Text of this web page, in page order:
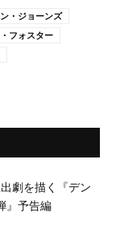
・ジョーンズ
フォスター
劇を描く『デン
』予告編